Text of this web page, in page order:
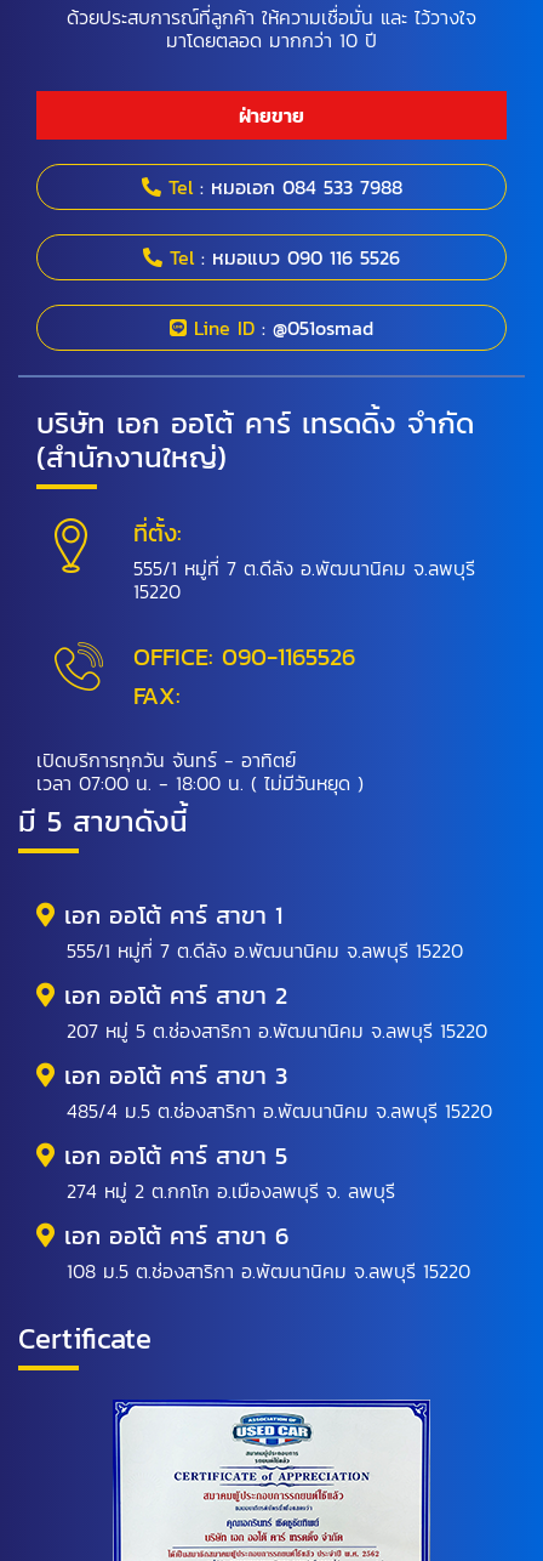
ด้วยประสบการณ์ที่ลูกค้า ให้ความเชื่อมั่น และ ไว้วางใจ
มาโดยตลอด มากกว่า 10 ปี
ฝ่ายขาย
Tel: หมอเอก 084 533 7988
Tel : หมอแบว 090 116 5526
Line ID : @051osmad
บริษัท เอก ออโต้ คาร์ เทรดดิ้ง จำกัด
(สำนักงานใหญ่)
ที่ตั้ง:
555/1 หมู่ที่ 7 ต.ดีลัง อ.พัฒนานิคม จ.ลพบุรี
15220
OFFICE: 090-1165526
FAX:
เปิดบริการทุกวัน จันทร์ - อาทิตย์
เวลา 07:00 น. - 18:00 น. ( ไม่มีวันหยุด )
มี 5 สาขาดังนี้
เอก ออโต้ คาร์ สาขา 1
555/1 หมู่ที่ 7 ต.ดีลัง อ.พัฒนานิคม จ.ลพบุรี 15220
เอก ออโต้ คาร์ สาขา 2
207 หมู่ 5 ต.ช่องสาริกา อ.พัฒนานิคม จ.ลพบุรี 15220
เอก ออโต้ คาร์ สาขา 3
485/4 ม.5 ต.ช่องสาริกา อ.พัฒนานิคม จ.ลพบุรี 15220
เอก ออโต้ คาร์ สาขา 5
274 หมู่ 2 ต.กกโก อ.เมืองลพบุรี จ. ลพบุรี
เอก ออโต้ คาร์ สาขา 6
108 ม.5 ต.ช่องสาริกา อ.พัฒนานิคม จ.ลพบุรี 15220
Certificate